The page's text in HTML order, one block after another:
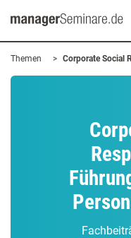
Themen Corporate Social